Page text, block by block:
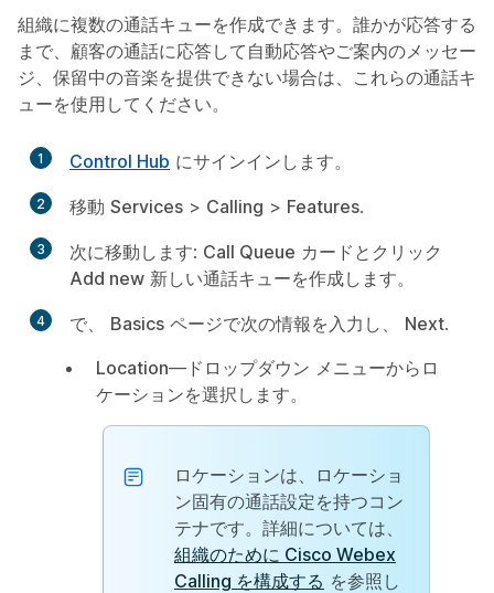
組織に複数の通話キューを作成できます。誰かが応答する
まで、顧客の通話に応答して自動応答やご案内のメッセー
ジ、保留中の音楽を提供できない場合は、これらの通話キ
ューを使用してください。
1 Control Hub にサインインします。
2 移動 Services > Calling > Features.
3 次に移動します: Call Queue カードとクリック
Add new 新しい通話キューを作成します。
4 で、 Basics ページで次の情報を入力し、 Next.
Location—ドロップダウン メニューからロ
ケーションを選択します。
ロケーションは、ロケーショ
ン固有の通話設定を持つコン
テナです。詳細については、
組織のために Cisco Webex
Calling を構成する を参照し